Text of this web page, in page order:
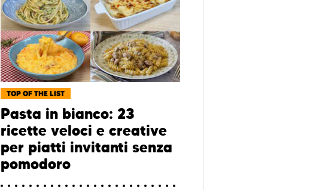
TOP OF THE LIST
Pasta in bianco: 23
ricette veloci e creative
per piatti invitanti senza
pomodoro